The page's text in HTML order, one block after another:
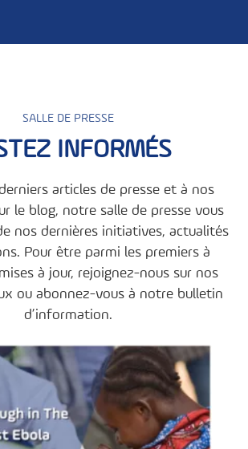
SALLE DE PRESSE
INFORMÉS
articles de presse et à nos
le blog, notre salle de presse vous
nos dernières initiatives, actualités
Pour être parmi les premiers à
à jour, rejoignez-nous sur nos
ou abonnez-vous à notre bulletin
d’information.